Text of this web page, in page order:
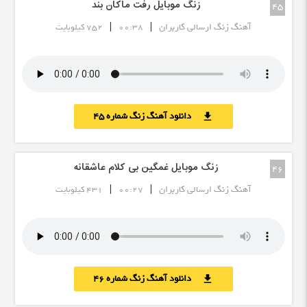
45 زنگ موبایل رفت ماکان بند
آهنگ زنگ ارسالی کاربران |
00:38
| 752 کیلوبایت
download دانلود آهنگ زنگ شماره 45
46 زنگ موبایل غمگین بی کلام عاشقانه
آهنگ زنگ ارسالی کاربران |
00:27
| 431 کیلوبایت
download دانلود آهنگ زنگ شماره 46